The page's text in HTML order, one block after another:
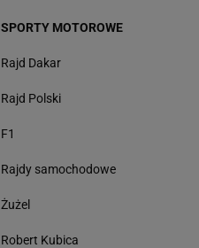
SPORTY MOTOROWE
Rajd Dakar
Rajd Polski
F1
Rajdy samochodowe
Żużel
Robert Kubica